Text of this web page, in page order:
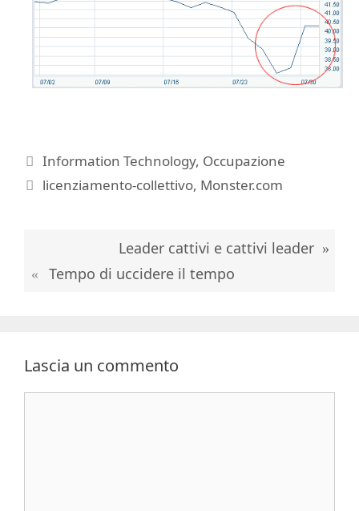
Categorie
Information Technology, Occupazione
Tag
licenziamento-collettivo, Monster.com
Leader cattivi e cattivi leader
Tempo di uccidere il tempo
Lascia un commento